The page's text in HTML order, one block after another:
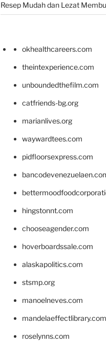
Resep Mudah dan Lezat
okhealthcareers.com
theintexperience.com
unboundedthefilm.com
catfriends-bg.org
marianlives.org
waywardtees.com
pidfloorsexpress.com
hingstonnt.com
chooseagender.com
hoverboardssale.com
alaskapolitics.com
stsmp.org
manoelneves.com
mandelaeffectlibrary.com
roselynns.com